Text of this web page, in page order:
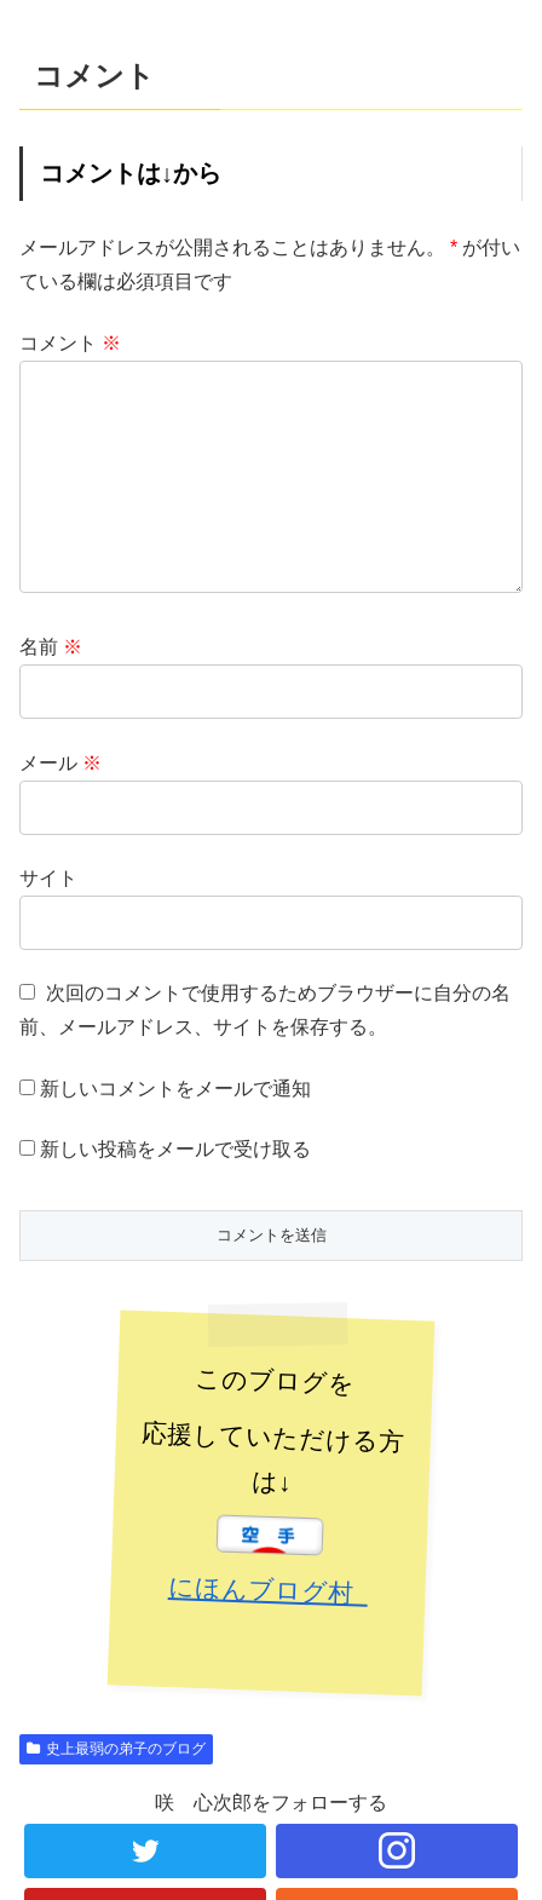
コメント
コメントは↓から
メールアドレスが公開されることはありません。 * が付い
ている欄は必須項目です
コメント ※
名前 ※
メール ※
サイト
次回のコメントで使用するためブラウザーに自分の名
前、メールアドレス、サイトを保存する。
新しいコメントをメールで通知
新しい投稿をメールで受け取る
このブログを
応援していただける方
は↓
にほんブログ村
史上最弱の弟子のブログ
咲 心次郎をフォローする